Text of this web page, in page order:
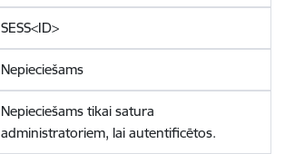
SESS<ID>
Nepieciešams
Nepieciešams tikai satura
administratoriem, lai autentificētos.